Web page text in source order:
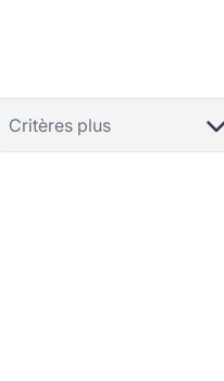
Critères plus